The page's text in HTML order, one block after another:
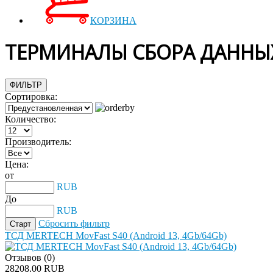
КОРЗИНА
ТЕРМИНАЛЫ СБОРА
ФИЛЬТР
Сортировка:
Количество:
Производитель:
Цена:
от
RUB
До
RUB
Сбросить фильтр
ТСД MERTECH MovFast S40 (Android 13, 4Gb/64Gb)
Отзывов (0)
28208.00 RUB